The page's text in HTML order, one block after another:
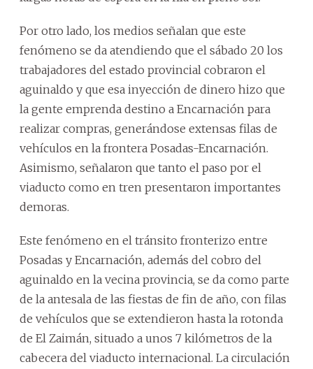
Por otro lado, los medios señalan que este
fenómeno se da atendiendo que el sábado 20 los
trabajadores del estado provincial cobraron el
aguinaldo y que esa inyección de dinero hizo que
la gente emprenda destino a Encarnación para
realizar compras, generándose extensas filas de
vehículos en la frontera Posadas-Encarnación.
Asimismo, señalaron que tanto el paso por el
viaducto como en tren presentaron importantes
demoras.
Este fenómeno en el tránsito fronterizo entre
Posadas y Encarnación, además del cobro del
aguinaldo en la vecina provincia, se da como parte
de la antesala de las fiestas de fin de año, con filas
de vehículos que se extendieron hasta la rotonda
de El Zaimán, situado a unos 7 kilómetros de la
cabecera del viaducto internacional. La circulación